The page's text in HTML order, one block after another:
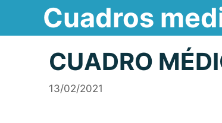
contenido
Cuadros
CUADRO
13/02/2021